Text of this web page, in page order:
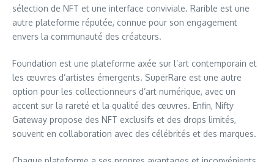
sélection de NFT et une interface conviviale. Rarible est une
autre plateforme réputée, connue pour son engagement
envers la communauté des créateurs.
Foundation est une plateforme axée sur l’art contemporain et
les œuvres d’artistes émergents. SuperRare est une autre
option pour les collectionneurs d’art numérique, avec un
accent sur la rareté et la qualité des œuvres. Enfin, Nifty
Gateway propose des NFT exclusifs et des drops limités,
souvent en collaboration avec des célébrités et des marques.